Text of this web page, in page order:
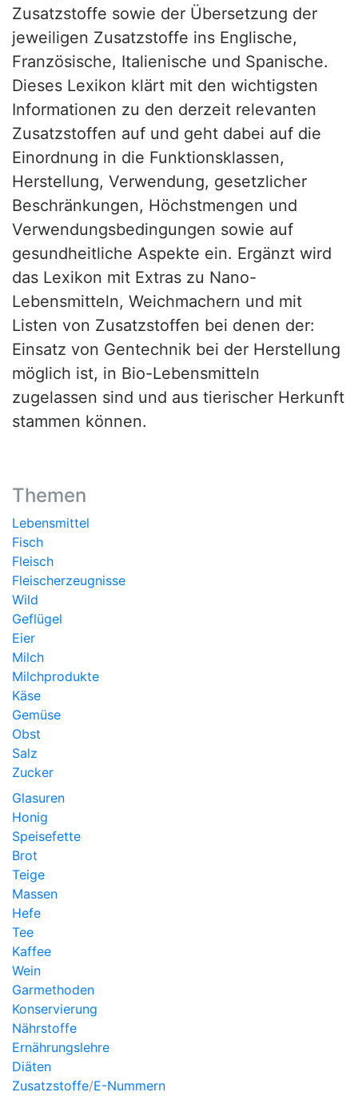
Zusatzstoffe sowie der Übersetzung der
jeweiligen Zusatzstoffe ins Englische,
Französische, Italienische und Spanische.
Dieses Lexikon klärt mit den wichtigsten
Informationen zu den derzeit relevanten
Zusatzstoffen auf und geht dabei auf die
Einordnung in die Funktionsklassen,
Herstellung, Verwendung, gesetzlicher
Beschränkungen, Höchstmengen und
Verwendungsbedingungen sowie auf
gesundheitliche Aspekte ein. Ergänzt wird
das Lexikon mit Extras zu Nano-
Lebensmitteln, Weichmachern und mit
Listen von Zusatzstoffen bei denen der:
Einsatz von Gentechnik bei der Herstellung
möglich ist, in Bio-Lebensmitteln
zugelassen sind und aus tierischer Herkunft
stammen können.
Themen
Lebensmittel
Fisch
Fleisch
Fleischerzeugnisse
Wild
Geflügel
Eier
Milch
Milchprodukte
Käse
Gemüse
Obst
Salz
Zucker
Glasuren
Honig
Speisefette
Brot
Teige
Massen
Hefe
Tee
Kaffee
Wein
Garmethoden
Konservierung
Nährstoffe
Ernährungslehre
Diäten
Zusatzstoffe/E-Nummern